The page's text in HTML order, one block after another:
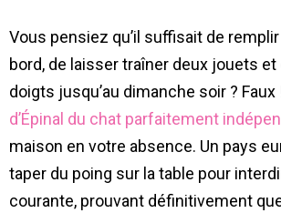
Vous pensiez qu’il suffisait de
bord, de laisser traîner deux jouets
doigts jusqu’au dimanche soir ? Faux
d’Épinal du chat parfaitement
maison en votre absence. Un pays
taper du poing sur la table pour
courante, prouvant définitivement